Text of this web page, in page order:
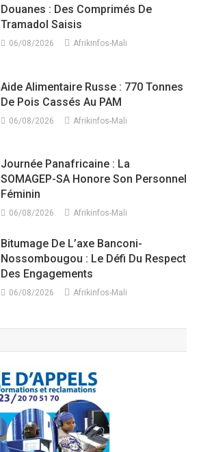
Douanes : Des Comprimés De
Tramadol Saisis
06/08/2026 Afrikinfos-Mali
Aide Alimentaire Russe : 770 Tonnes
De Pois Cassés Au PAM
06/08/2026 Afrikinfos-Mali
Journée Panafricaine : La
SOMAGEP-SA Honore Son Personnel
Féminin
06/08/2026 Afrikinfos-Mali
Bitumage De L’axe Banconi-
Nossombougou : Le Défi Du Respect
Des Engagements
06/08/2026 Afrikinfos-Mali